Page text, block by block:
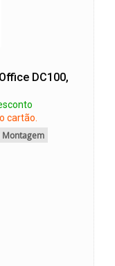
DC100,
cartão.
Montagem